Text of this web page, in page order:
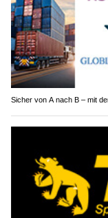
Sicher von A nach B – mit